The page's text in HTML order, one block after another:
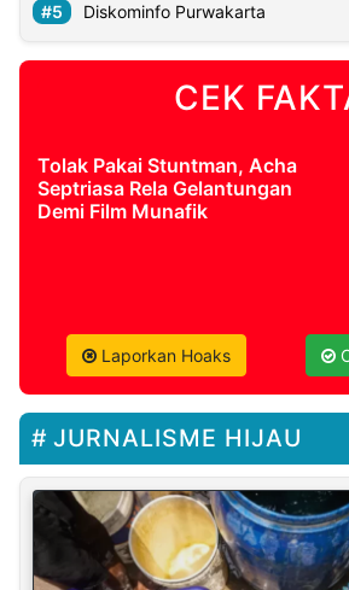
Diskominfo Purwakarta
CEK
Tolak Pakai Stuntman, Acha
Septriasa Rela Gelantungan
Demi Film Munafik
Laporkan Hoaks
JURNALISME HIJAU